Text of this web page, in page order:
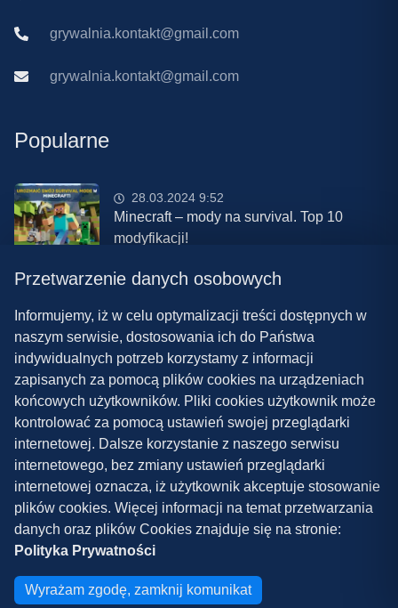
grywalnia.kontakt@gmail.com
grywalnia.kontakt@gmail.com
Popularne
28.03.2024 9:52
Minecraft – mody na survival. Top 10
modyfikacji!
08.03.2024 13:28
Najlepsze mody do ETS 2 w 2024 roku –
nowa paczka!
Polityka prywatności
Współpraca
Kontakt
Przetwarzenie danych osobowych
Informujemy, iż w celu optymalizacji treści dostępnych w
naszym serwisie, dostosowania ich do Państwa
indywidualnych potrzeb korzystamy z informacji
zapisanych za pomocą plików cookies na urządzeniach
końcowych użytkowników. Pliki cookies użytkownik może
kontrolować za pomocą ustawień swojej przeglądarki
internetowej. Dalsze korzystanie z naszego serwisu
internetowego, bez zmiany ustawień przeglądarki
internetowej oznacza, iż użytkownik akceptuje stosowanie
plików cookies. Więcej informacji na temat przetwarzania
danych oraz plików Cookies znajduje się na stronie:
Polityka Prywatności
Wyrażam zgodę, zamknij komunikat